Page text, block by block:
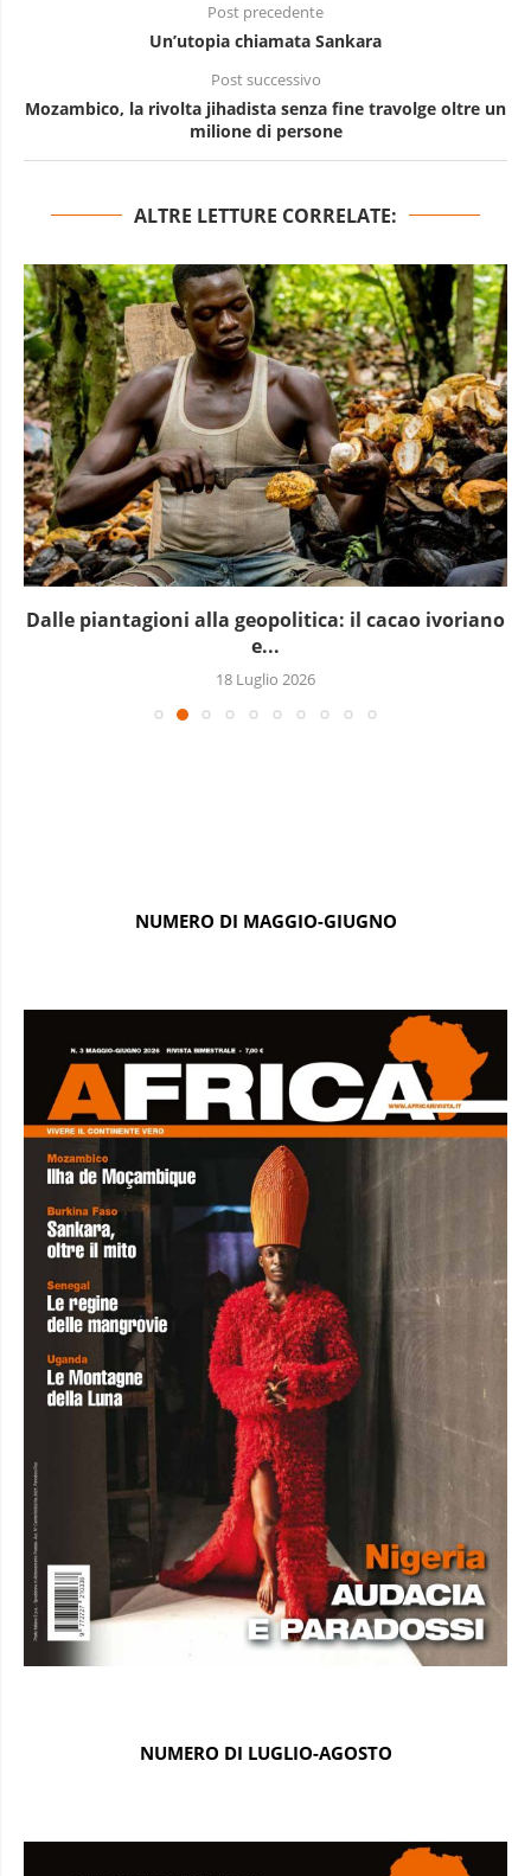
Post precedente
Un’utopia chiamata Sankara
Post successivo
Mozambico, la rivolta jihadista senza fine travolge oltre un
milione di persone
ALTRE LETTURE CORRELATE:
Dalle piantagioni alla geopolitica: il cacao ivoriano
e...
18 Luglio 2026
NUMERO DI MAGGIO-GIUGNO
NUMERO DI LUGLIO-AGOSTO